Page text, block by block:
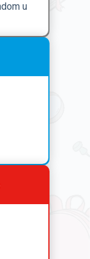
u